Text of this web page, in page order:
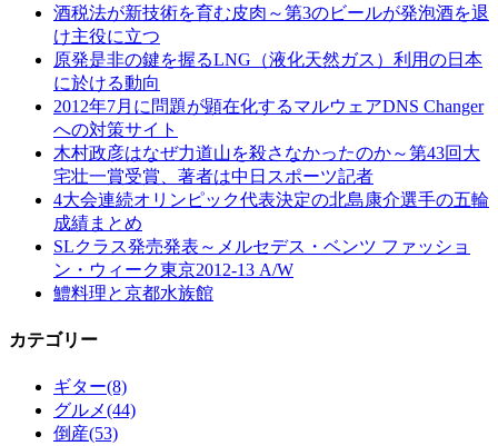
酒税法が新技術を育む皮肉～第3のビールが発泡酒を退
け主役に立つ
原発是非の鍵を握るLNG（液化天然ガス）利用の日本
に於ける動向
2012年7月に問題が顕在化するマルウェアDNS Changer
への対策サイト
木村政彦はなぜ力道山を殺さなかったのか～第43回大
宅壮一賞受賞、著者は中日スポーツ記者
4大会連続オリンピック代表決定の北島康介選手の五輪
成績まとめ
SLクラス発売発表～メルセデス・ベンツ ファッショ
ン・ウィーク東京2012-13 A/W
鱧料理と京都水族館
カテゴリー
ギター(8)
グルメ(44)
倒産(53)